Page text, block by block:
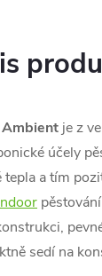
je z
účely
tepla a tím
sedí na